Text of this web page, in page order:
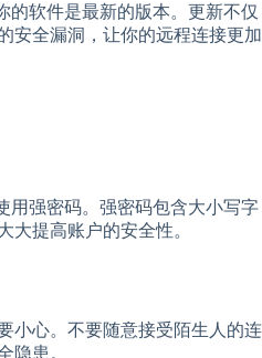
的软件是最新的版本。更新不仅
安全漏洞，让你的远程连接更加
用强密码。强密码包含大小写字
大提高账户的安全性。
小心。不要随意接受陌生人的连
隐患。